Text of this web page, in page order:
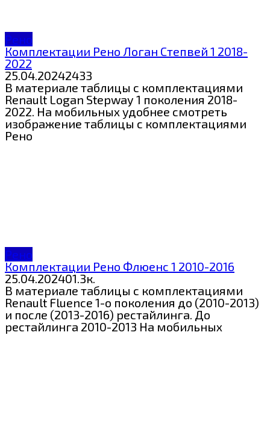
Рено
Комплектации Рено Логан Степвей 1 2018-
2022
25.04.20242433
В материале таблицы с комплектациями
Renault Logan Stepway 1 поколения 2018-
2022. На мобильных удобнее смотреть
изображение таблицы с комплектациями
Рено
Рено
Комплектации Рено Флюенс 1 2010-2016
25.04.202401.3к.
В материале таблицы с комплектациями
Renault Fluence 1-о поколения до (2010-2013)
и после (2013-2016) рестайлинга. До
рестайлинга 2010-2013 На мобильных